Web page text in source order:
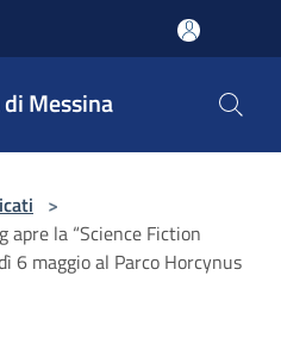
Messina
>
apre la “Science Fiction
6 maggio al Parco Horcynus